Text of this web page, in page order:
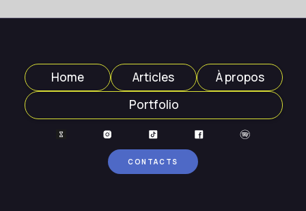
Home Articles
À propos
Portfolio
CONTACTS